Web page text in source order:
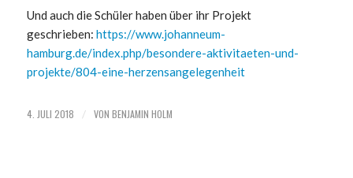
Und auch die Schüler haben über ihr Projekt
geschrieben: https://www.johanneum-
hamburg.de/index.php/besondere-aktivitaeten-und-
projekte/804-eine-herzensangelegenheit
4. JULI 2018 / VON BENJAMIN HOLM